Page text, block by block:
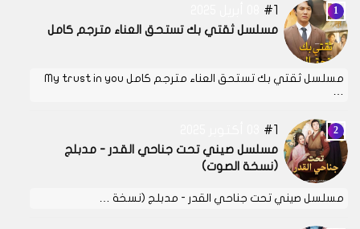
1
مسلسل ثقتي بك تستحق العناء مترجم كامل
مسلسل ثقتي بك تستحق العناء مترجم كامل My trust in you
1
مسلسل صيني تحت جناحي القدر - مدبلج
(نسخة الصوت)
مسلسل صيني تحت جناحي القدر - مدبلج (نسخة …